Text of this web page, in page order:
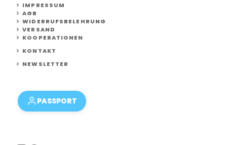
IMPRESSUM
AGB
WIDERRUFSBELEHRUNG
VERSAND
KOOPERATIONEN
KONTAKT
NEWSLETTER
PASSPORT